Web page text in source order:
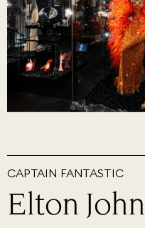
CAPTAIN FANTASTIC
Elton John